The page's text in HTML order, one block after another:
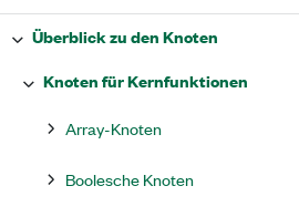
Überblick zu den Knoten
Knoten für Kernfunktionen
Array-Knoten
Boolesche Knoten